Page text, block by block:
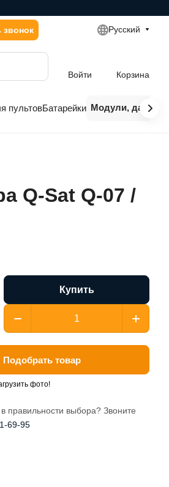
звонок Русский
Войти Корзина
пультовБатарейки Модули,
Q-Sat Q-07 /
Купить
Подобрать товар
фото!
правильности выбора? Звоните
69-95